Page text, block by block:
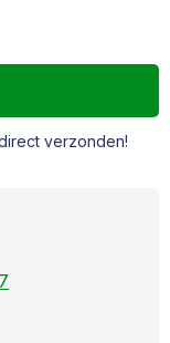
verzonden!